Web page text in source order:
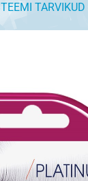
TARVIKUD